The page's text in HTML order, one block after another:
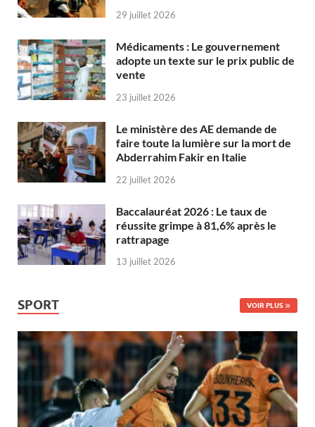
29 juillet 2026
Médicaments : Le gouvernement
adopte un texte sur le prix public de
vente
23 juillet 2026
Le ministère des AE demande de
faire toute la lumière sur la mort de
Abderrahim Fakir en Italie
22 juillet 2026
Baccalauréat 2026 : Le taux de
réussite grimpe à 81,6% après le
rattrapage
13 juillet 2026
SPORT VOIR PLUS